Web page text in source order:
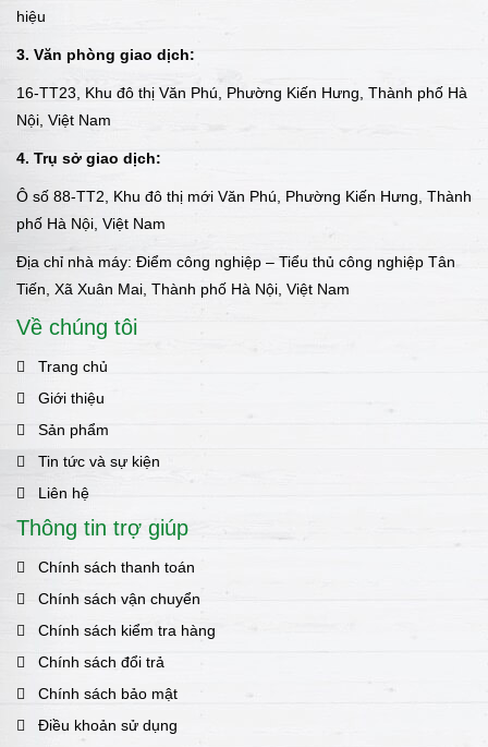
hiệu
3. Văn phòng giao dịch:
16-TT23, Khu đô thị Văn Phú, Phường Kiến Hưng, Thành phố Hà
Nội, Việt Nam
4. Trụ sở giao dịch:
Ô số 88-TT2, Khu đô thị mới Văn Phú, Phường Kiến Hưng, Thành
phố Hà Nội, Việt Nam
Địa chỉ nhà máy: Điểm công nghiệp – Tiểu thủ công nghiệp Tân
Tiến, Xã Xuân Mai, Thành phố Hà Nội, Việt Nam
Về chúng tôi
Trang chủ
Giới thiệu
Sản phẩm
Tin tức và sự kiện
Liên hệ
Thông tin trợ giúp
Chính sách thanh toán
Chính sách vận chuyển
Chính sách kiểm tra hàng
Chính sách đổi trả
Chính sách bảo mật
Điều khoản sử dụng